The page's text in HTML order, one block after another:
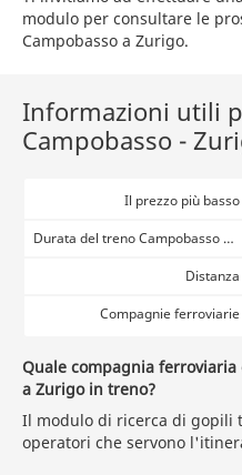
modulo per consultare le
Campobasso a Zurigo.
Informazioni utili
Campobasso -
Il prezzo più basso
Durata del treno Campobasso Zurigo
Distanza
Compagnie ferroviarie
Quale compagnia
a Zurigo in treno?
Il modulo di ricerca di gopili
operatori che servono